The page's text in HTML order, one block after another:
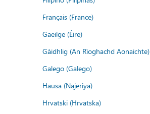
Français (France)
Gaeilge (Éire)
Gàidhlig (An Rìoghachd Aonaichte)
Galego (Galego)
Hausa (Najeriya)
Hrvatski (Hrvatska)